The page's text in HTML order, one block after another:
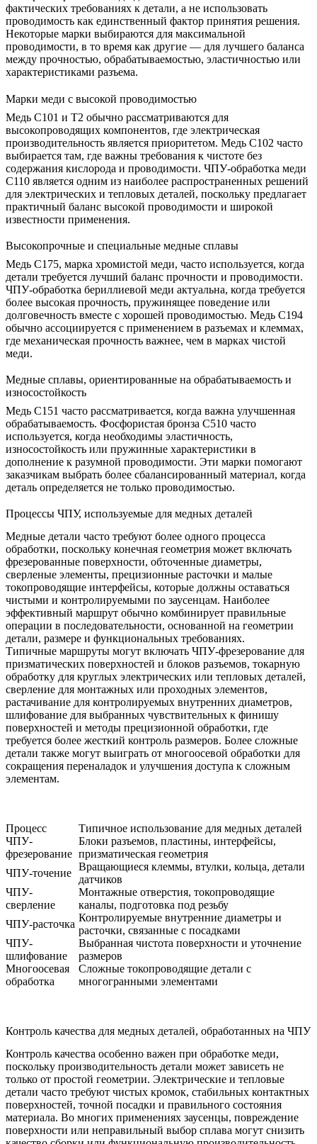
фактических требованиях к детали, а не использовать
проводимость как единственный фактор принятия решения.
Некоторые марки выбираются для максимальной
проводимости, в то время как другие — для лучшего баланса
между прочностью, обрабатываемостью, эластичностью или
характеристиками разъема.
Марки меди с высокой проводимостью
Медь C101 и T2 обычно рассматриваются для
высокопроводящих компонентов, где электрическая
производительность является приоритетом. Медь C102 часто
выбирается там, где важны требования к чистоте без
содержания кислорода и проводимости. ЧПУ-обработка меди
C110 является одним из наиболее распространенных решений
для электрических и тепловых деталей, поскольку предлагает
практичный баланс высокой проводимости и широкой
известности применения.
Высокопрочные и специальные медные сплавы
Медь C175, марка хромистой меди, часто используется, когда
детали требуется лучший баланс прочности и проводимости.
ЧПУ-обработка бериллиевой меди актуальна, когда требуется
более высокая прочность, пружинящее поведение или
долговечность вместе с хорошей проводимостью. Медь C194
обычно ассоциируется с применением в разъемах и клеммах,
где механическая прочность важнее, чем в марках чистой
меди.
Медные сплавы, ориентированные на обрабатываемость и
износостойкость
Медь C151 часто рассматривается, когда важна улучшенная
обрабатываемость. Фосфористая бронза C510 часто
используется, когда необходимы эластичность,
износостойкость или пружинные характеристики в
дополнение к разумной проводимости. Эти марки помогают
заказчикам выбрать более сбалансированный материал, когда
деталь определяется не только проводимостью.
Процессы ЧПУ, используемые для медных деталей
Медные детали часто требуют более одного процесса
обработки, поскольку конечная геометрия может включать
фрезерованные поверхности, обточенные диаметры,
сверленые элементы, прецизионные расточки и малые
токопроводящие интерфейсы, которые должны оставаться
чистыми и контролируемыми по заусенцам. Наиболее
эффективный маршрут обычно комбинирует правильные
операции в последовательности, основанной на геометрии
детали, размере и функциональных требованиях.
Типичные маршруты могут включать ЧПУ-фрезерование для
призматических поверхностей и блоков разъемов, токарную
обработку для круглых электрических или тепловых деталей,
сверление для монтажных или проходных элементов,
растачивание для контролируемых внутренних диаметров,
шлифование для выбранных чувствительных к финишу
поверхностей и методы прецизионной обработки, где
требуется более жесткий контроль размеров. Более сложные
детали также могут выиграть от многоосевой обработки для
сокращения переналадок и улучшения доступа к сложным
элементам.
Процесс
Типичное использование для медных деталей
ЧПУ-
фрезерование
Блоки разъемов, пластины, интерфейсы,
призматическая геометрия
ЧПУ-точение
Вращающиеся клеммы, втулки, кольца, детали
датчиков
ЧПУ-
сверление
Монтажные отверстия, токопроводящие
каналы, подготовка под резьбу
ЧПУ-расточка
Контролируемые внутренние диаметры и
расточки, связанные с посадками
ЧПУ-
шлифование
Выбранная чистота поверхности и уточнение
размеров
Многоосевая
обработка
Сложные токопроводящие детали с
многогранными элементами
Контроль качества для медных деталей, обработанных на ЧПУ
Контроль качества особенно важен при обработке меди,
поскольку производительность детали может зависеть не
только от простой геометрии. Электрические и тепловые
детали часто требуют чистых кромок, стабильных контактных
поверхностей, точной посадки и правильного состояния
материала. Во многих применениях заусенцы, повреждение
поверхности или неправильный выбор сплава могут снизить